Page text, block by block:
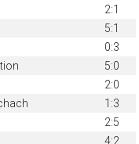
2:1
5:1
0:3
5:0
2:0
1:3
2:5
4:2